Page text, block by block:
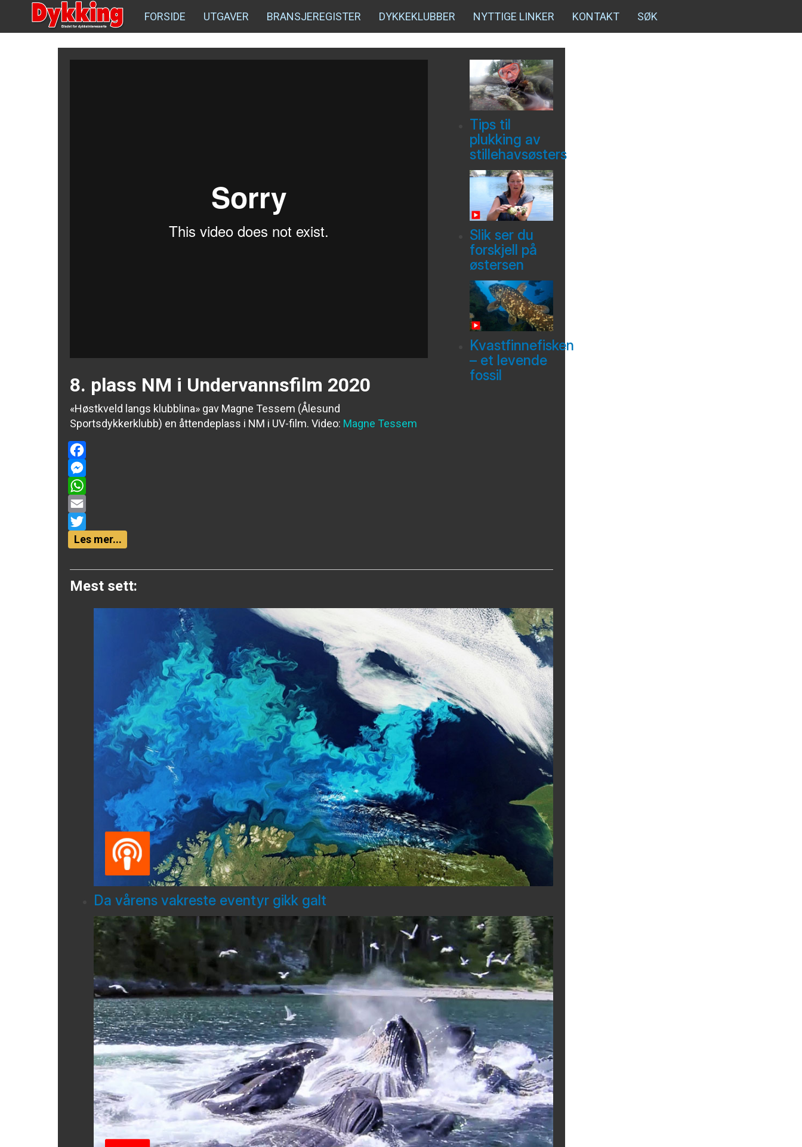
FORSIDE UTGAVER BRANSJEREGISTER DYKKEKLUBBER NYTTIGE LINKER KONTAKT SØK
8. plass NM i Undervannsfilm 2020
«Høstkveld langs klubblina» gav Magne Tessem (Ålesund
Sportsdykkerklubb) en åttendeplass i NM i UV-film. Video: Magne Tessem
Facebook
Messenger
WhatsApp
Email
Twitter
Les mer...
Tips til
plukking av
stillehavsøsters
Slik ser du
forskjell på
østersen
Kvastfinnefisken
– et levende
fossil
Mest sett:
Da vårens vakreste eventyr gikk galt